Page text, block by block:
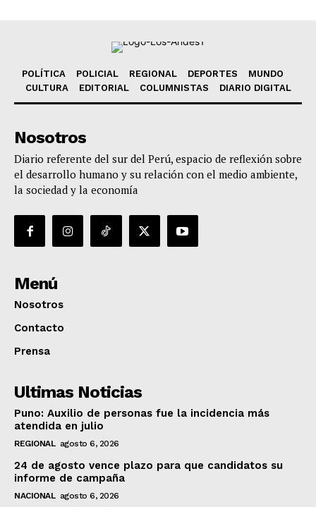
POLÍTICA POLICIAL REGIONAL DEPORTES
MUNDO
CULTURA
EDITORIAL COLUMNISTAS DIARIO DIGITAL
Nosotros
Diario referente del sur del Perú, espacio de reflexión sobre
el desarrollo humano y su relación con el medio ambiente,
la sociedad y la economía
Menú
Nosotros
Contacto
Prensa
Ultimas Noticias
Puno: Auxilio de personas fue la incidencia más
atendida en julio
REGIONAL agosto 6, 2026
24 de agosto vence plazo para que candidatos su
informe de campaña
NACIONAL agosto 6, 2026